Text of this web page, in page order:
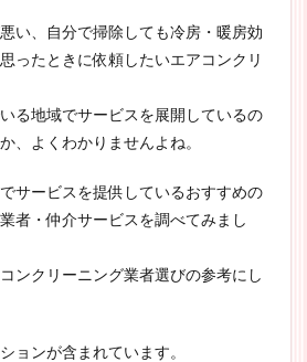
い、自分で掃除しても冷房・暖房効
ったときに依頼したいエアコンクリ
る地域でサービスを展開しているの
、よくわかりませんよね。
サービスを提供しているおすすめの
者・仲介サービスを調べてみまし
ンクリーニング業者選びの参考にし
ョンが含まれています。